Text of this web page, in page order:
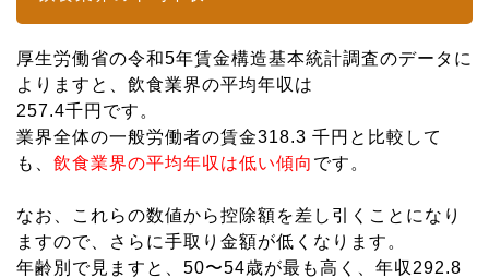
厚生労働省の令和5年賃金構造基本統計調査のデータに
よりますと、飲食業界の平均年収は
257.4千円です。
業界全体の一般労働者の賃金318.3 千円と比較して
も、 飲食業界の平均年収は低い傾向 です。
なお、これらの数値から控除額を差し引くことになり
ますので、さらに手取り金額が低くなります。
年齢別で見ますと、50〜54歳が最も高く、年収292.8